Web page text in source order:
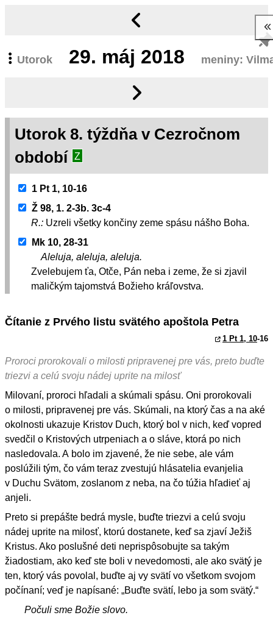
Utorok 29. máj 2018 meniny:
Utorok 8. týždňa v Cezročnom
období
Z
1 Pt 1, 10-16
Ž 98, 1. 2-3b. 3c-4
R.: Uzreli všetky končiny zeme spásu nášho Boha.
Mk 10, 28-31
Aleluja, aleluja, aleluja.
Zvelebujem ťa, Otče, Pán neba i zeme, že si zjavil
maličkým tajomstvá Božieho kráľovstva.
Čítanie z Prvého listu svätého apoštola Petra
1 Pt 1, 10-16
Proroci prorokovali o milosti pripravenej pre vás, preto buďte
triezvi a celú svoju nádej uprite na milosť
Milovaní, proroci hľadali a skúmali spásu. Oni prorokovali
o milosti, pripravenej pre vás. Skúmali, na ktorý čas a na aké
okolnosti ukazuje Kristov Duch, ktorý bol v nich, keď vopred
svedčil o Kristových utrpeniach a o sláve, ktorá po nich
nasledovala. A bolo im zjavené, že nie sebe, ale vám
poslúžili tým, čo vám teraz zvestujú hlásatelia evanjelia
v Duchu Svätom, zoslanom z neba, na čo túžia hľadieť aj
anjeli.
Preto si prepášte bedrá mysle, buďte triezvi a celú svoju
nádej uprite na milosť, ktorú dostanete, keď sa zjaví Ježiš
Kristus. Ako poslušné deti neprispôsobujte sa takým
žiadostiam, ako keď ste boli v nevedomosti, ale ako svätý je
ten, ktorý vás povolal, buďte aj vy svätí vo všetkom svojom
počínaní; veď je napísané: „Buďte svätí, lebo ja som svätý.“
Počuli sme Božie slovo.